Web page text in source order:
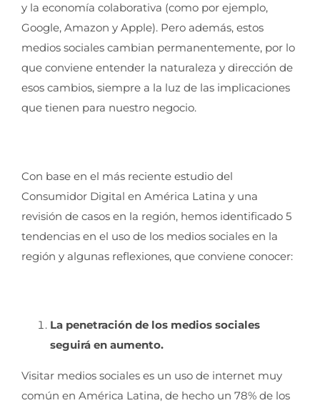
y la economía colaborativa (como por ejemplo,
Google, Amazon y Apple). Pero además, estos
medios sociales cambian permanentemente, por lo
que conviene entender la naturaleza y dirección de
esos cambios, siempre a la luz de las implicaciones
que tienen para nuestro negocio.
Con base en el más reciente estudio del
Consumidor Digital en América Latina y una
revisión de casos en la región, hemos identificado 5
tendencias en el uso de los medios sociales en la
región y algunas reflexiones, que conviene conocer:
La penetración de los medios sociales
seguirá en aumento.
Visitar medios sociales es un uso de internet muy
común en América Latina, de hecho un 78% de los